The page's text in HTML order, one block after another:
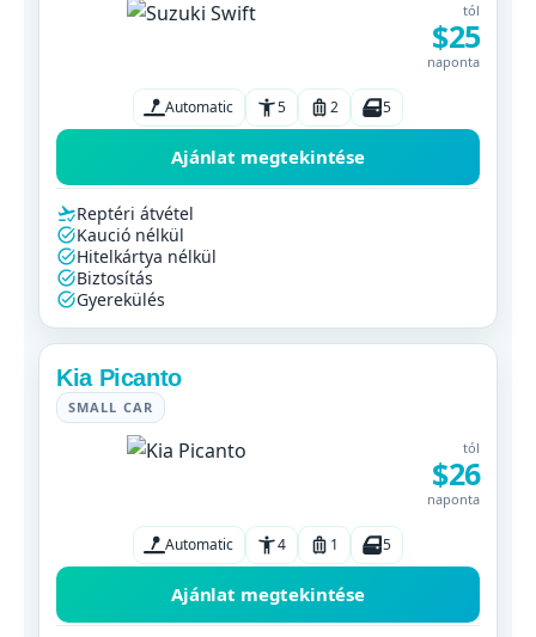
tól
$25
naponta
Automatic 5 2 5
Ajánlat megtekintése
Reptéri átvétel
Kaució nélkül
Hitelkártya nélkül
Biztosítás
Gyerekülés
Kia Picanto
SMALL CAR
tól
$26
naponta
Automatic 4 1 5
Ajánlat megtekintése